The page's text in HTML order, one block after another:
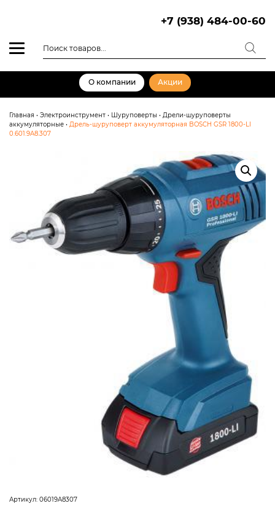
+7 (938) 484-00-60
товаров
О компании Акции
Главная • Электроинструмент • Шуруповерты • Дрели-шуруповерты
аккумуляторные • Дрель-шуруповерт аккумуляторная BOSCH GSR 1800-LI
0.601.9A8.307
Артикул: 06019A8307